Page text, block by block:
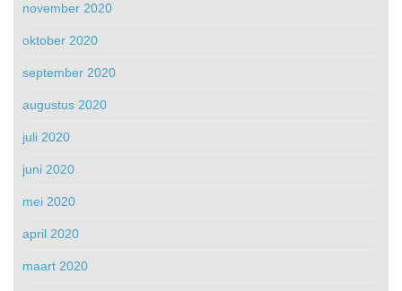
november 2020
oktober 2020
september 2020
augustus 2020
juli 2020
juni 2020
mei 2020
april 2020
maart 2020